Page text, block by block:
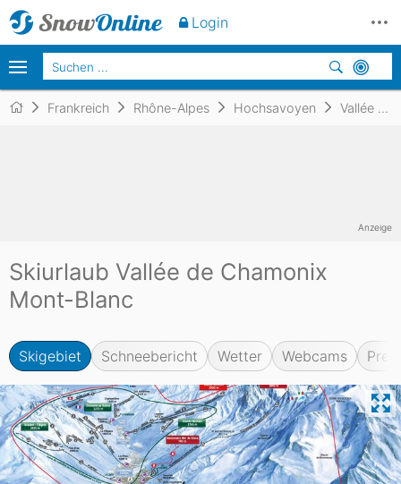
Frankreich Rhône-Alpes Hochsavoyen Vallée de Chamonix Mont-Blanc
Skiurlaub Vallée de Chamonix
Mont-Blanc
Skigebiet Schneebericht Wetter Webcams
Anzeige
Login